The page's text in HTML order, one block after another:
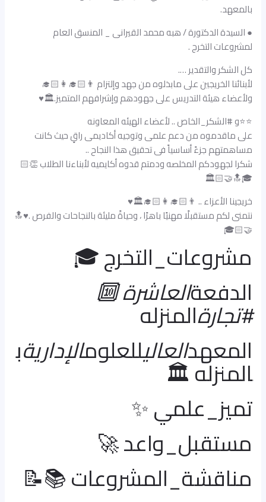
بالمعهد.
● السيدة الدكتورة / هبه محمد القيرانى _ المنسق العام
لمشروعات التخرج .
كل الشكر والتقدير ….
لأبنائنا الخريجين على مابذلوه من جهد وإلتزام 👨🏻‍🎓👩🏻‍🎓
ولأعضاء هيئة التدريس على جهودهم وإشرافهم المتميز.🏛♥️
⭐️⭐️و #الشكر_الخاص .. لأعضاء الهيئه المعاونه
على ماقدموه من دعم علمى وتوجيه أكاديمى راقٍ حيث كانت
مساهمتهم جزءً أساسياً فى تحقيق هذا النجاح ..
شكرا لجهودكم المخلصه ودمتم قدوه أكايميه لأبناءنا الطلاب 👏🏻
🎓🔝🤝🏻🏛
خريجينا الأعزاء .. 👨🏻‍🎓👩🏻‍🎓🏛♥️
نتمنى لكم مستقبلًا مهنيًا باهرًا ، وحياةً مليئة بالنجاحات والفرص .♥️🔝
🤝🏻🎓
مشروعات_التخرج 🎓
الدفعةالعاشرة 🔟
#تجارةالمنزله
المعهدالعاليللعلومالإداريةب
المنزله 🏛️
تميز_علمي ✨
مستقبل_واعد 🚀
مناقشة_المشروعات 📚📝